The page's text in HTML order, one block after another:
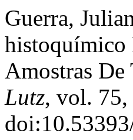
Guerra,
histoquímico
Amostras
Lutz, vol. 75,